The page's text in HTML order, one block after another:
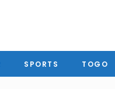
SPORTS TOGO